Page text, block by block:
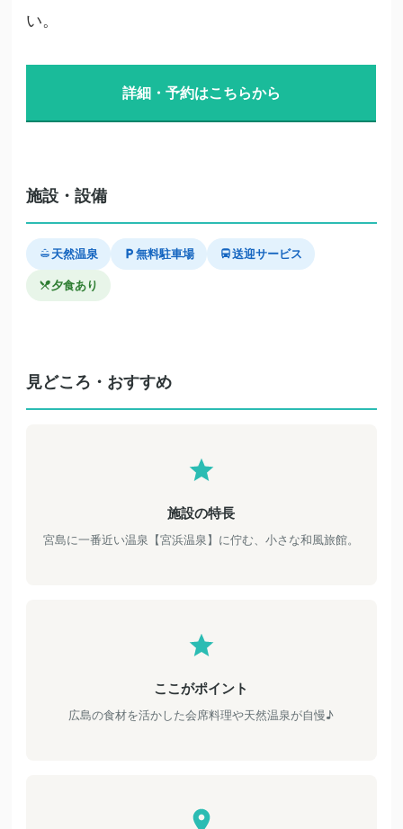
い。
詳細・予約はこちらから
施設・設備
天然温泉 無料駐車場 送迎サービス
夕食あり
見どころ・おすすめ
施設の特長
宮島に一番近い温泉【宮浜温泉】に佇む、小さな和風旅館。
ここがポイント
広島の食材を活かした会席料理や天然温泉が自慢♪